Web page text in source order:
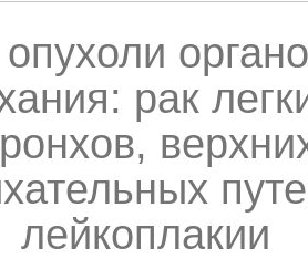
рак
лейкоплакии